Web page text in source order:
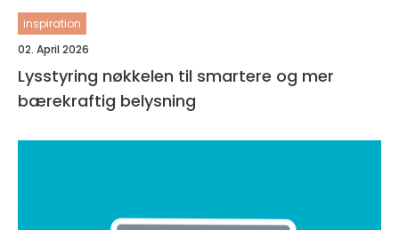
inspiration
02. April 2026
Lysstyring nøkkelen til smartere og mer
bærekraftig belysning